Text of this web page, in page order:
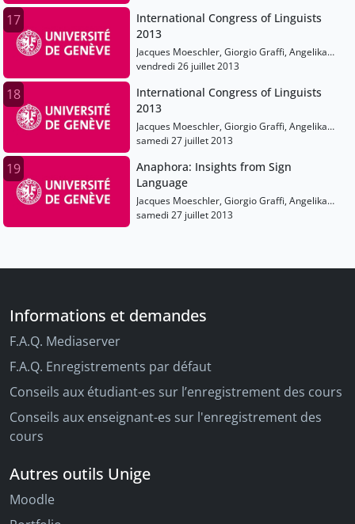
17
International Congress of Linguists
2013
Jacques Moeschler, Giorgio Graffi, Angelika
Kratzer, Liliane Haegeman, Mark Johnson,
vendredi 26 juillet 2013
18
International Congress of Linguists
2013
Jacques Moeschler, Giorgio Graffi, Angelika
Kratzer, Liliane Haegeman, Mark Johnson,
Philippe Schlenker
samedi 27 juillet 2013
19
Anaphora: Insights from Sign
Language
Jacques Moeschler, Giorgio Graffi, Angelika
Kratzer, Liliane Haegeman, Mark Johnson,
samedi 27 juillet 2013
Informations et demandes
F.A.Q. Mediaserver
F.A.Q. Enregistrements par défaut
Conseils aux étudiant-es sur l’enregistrement des cours
Conseils aux enseignant-es sur l'enregistrement des
cours
Autres outils Unige
Moodle